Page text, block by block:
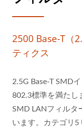
2500 Base-T（
ティクス
2.5G Base-T SMD
802.3標準を満たし
SMD LANフィルタ
います。カテゴリ5